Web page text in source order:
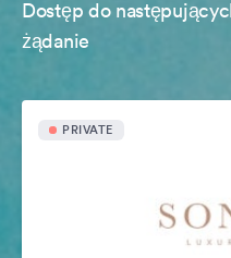
Dostęp do
żądanie
PRIVATE